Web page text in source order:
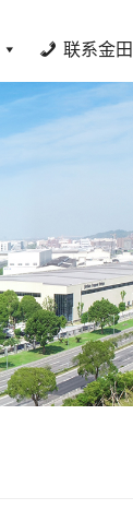
联系金田